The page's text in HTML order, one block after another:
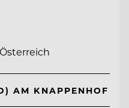
AM KNAPPENHOF